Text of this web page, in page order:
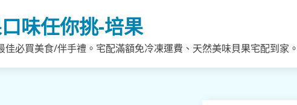
味任你挑-培果
必買美食/伴手禮。宅配滿額免冷凍運費、天然美味貝果宅配到家。